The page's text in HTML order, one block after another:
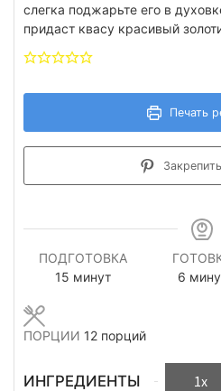
слегка поджарьте его в
придаст квасу красивый
Печать
ПОДГОТОВКА
15 минуты
минут
6
ПОРЦИИ 12 порций
ИНГРЕДИЕНТЫ 1x